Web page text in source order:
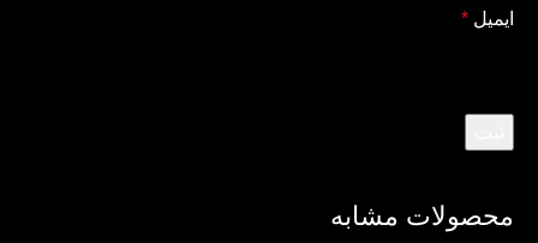
ایمیل *
محصولات مشابه